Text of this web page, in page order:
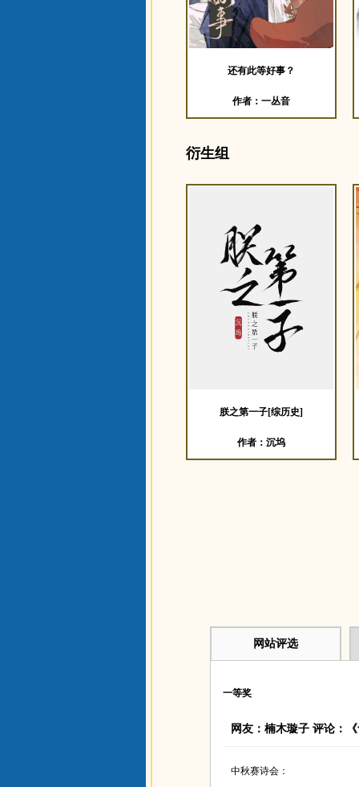
还有此等好事？
作者：一丛音
衍生组
朕之第一子[综历史]
作者：沉坞
网站评选
一等奖
网友：楠木璇子 评论：
中秋赛诗会：